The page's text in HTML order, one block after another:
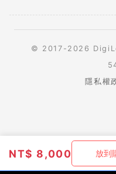
NT$ 8,000 放到
© 2017-2026
隱私權